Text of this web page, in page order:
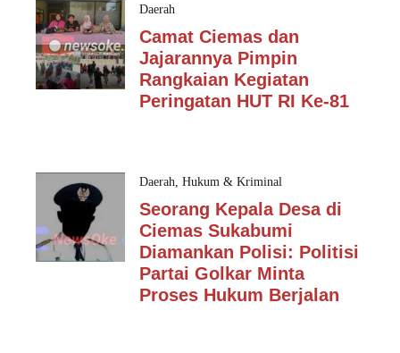
Daerah
Camat Ciemas dan
Jajarannya Pimpin
Rangkaian Kegiatan
Peringatan HUT RI Ke-81
Daerah, Hukum & Kriminal
Seorang Kepala Desa di
Ciemas Sukabumi
Diamankan Polisi: Politisi
Partai Golkar Minta
Proses Hukum Berjalan